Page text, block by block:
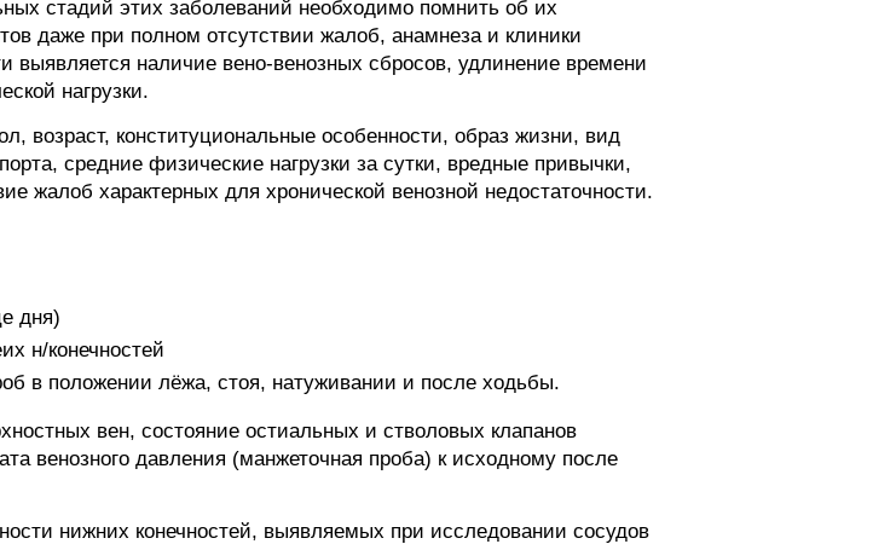
стадий этих заболеваний необходимо помнить об их
даже при полном отсутствии жалоб, анамнеза и клиники
выявляется наличие вено-венозных сбросов, удлинение времени
нагрузки.
возраст, конституциональные особенности, образ жизни, вид
средние физические нагрузки за сутки, вредные привычки,
жалоб характерных для хронической венозной недостаточности.
дня)
н/конечностей
в положении лёжа, стоя, натуживании и после ходьбы.
вен, состояние остиальных и стволовых клапанов
венозного давления (манжеточная проба) к исходному после
нижних конечностей, выявляемых при исследовании сосудов